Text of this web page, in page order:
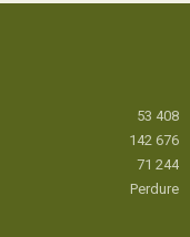
53 408
142 676
71 244
Perdure